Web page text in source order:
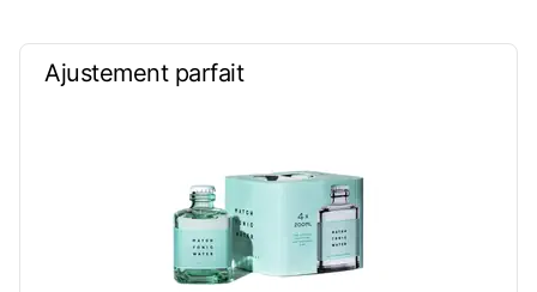
Ajustement parfait